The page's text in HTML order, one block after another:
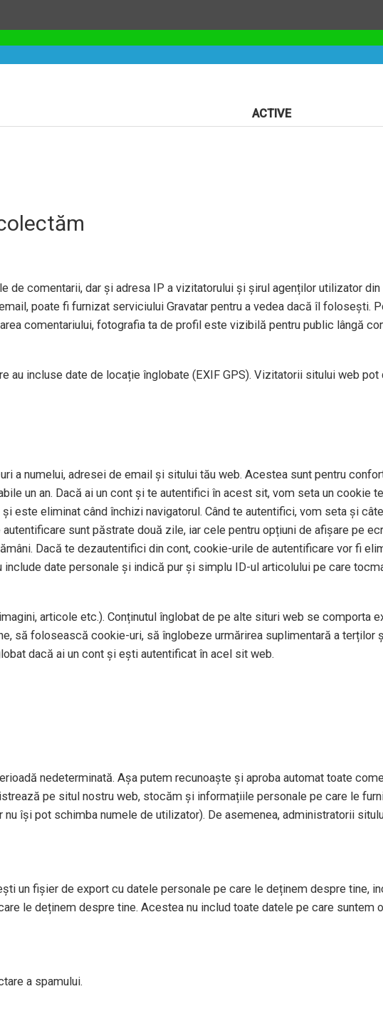
ACTIVE
comentarii, dar și adresa IP a vizitatorului și șirul agenților utilizator din
poate fi furnizat serviciului Gravatar pentru a vedea dacă îl folosești.
comentariului, fotografia ta de profil este vizibilă pentru public lângă
au incluse date de locație înglobate (EXIF GPS). Vizitatorii sitului web
a numelui, adresei de email și sitului tău web. Acestea sunt pentru
un an. Dacă ai un cont și te autentifici în acest sit, vom seta un cookie
este eliminat când închizi navigatorul. Când te autentifici, vom seta și
sunt păstrate două zile, iar cele pentru opțiuni de afișare pe
Dacă te dezautentifici din cont, cookie-urile de autentificare vor fi
date personale și indică pur și simplu ID-ul articolului pe care
articole etc.). Conținutul înglobat de pe alte situri web se comporta
să folosească cookie-uri, să înglobeze urmărirea suplimentară a terților
dacă ai un cont și ești autentificat în acel sit web.
nedeterminată. Așa putem recunoaște și aproba automat toate
pe situl nostru web, stocăm și informațiile personale pe care le
își pot schimba numele de utilizator). De asemenea, administratorii
un fișier de export cu datele personale pe care le deținem despre tine,
le deținem despre tine. Acestea nu includ toate datele pe care
a spamului.